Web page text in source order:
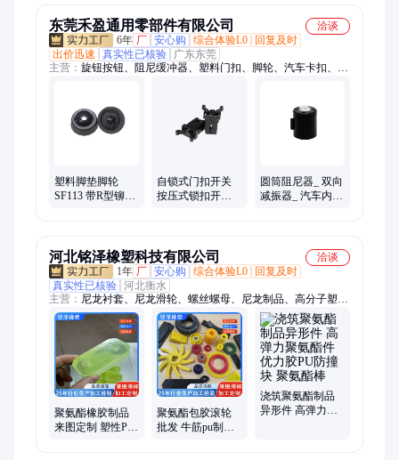
东莞禾盈通用零部件有限公司
洽谈
6年 厂 安心购 综合体验L0
回复及时
出价迅速
真实性已核验
广东东莞
主营： 旋钮按钮、阻尼缓冲器、塑料门扣、脚轮、汽车卡扣、塑
塑料脚垫脚轮
SF113 带R型铆钉
自锁式门扣开关
按压式锁扣开关
圆筒阻尼器_ 双向
减振器_ 汽车内饰
河北铭泽橡塑科技有限公司
洽谈
1年 厂 安心购 综合体验L0
回复及时
真实性已核验 河北衡水
主营： 尼龙衬套、尼龙滑轮、螺丝螺母、尼龙制品、高分子塑料
件
聚氨酯橡胶制品
来图定制 塑性PU
聚氨酯包胶滚轮
批发 牛筋pu制品
浇筑聚氨酯制品
异形件 高弹力聚